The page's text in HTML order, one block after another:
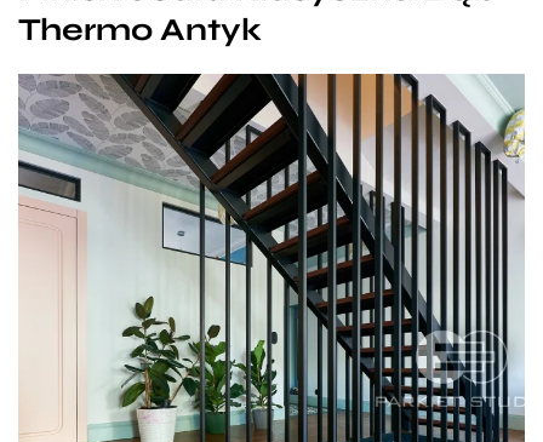
Thermo Antyk